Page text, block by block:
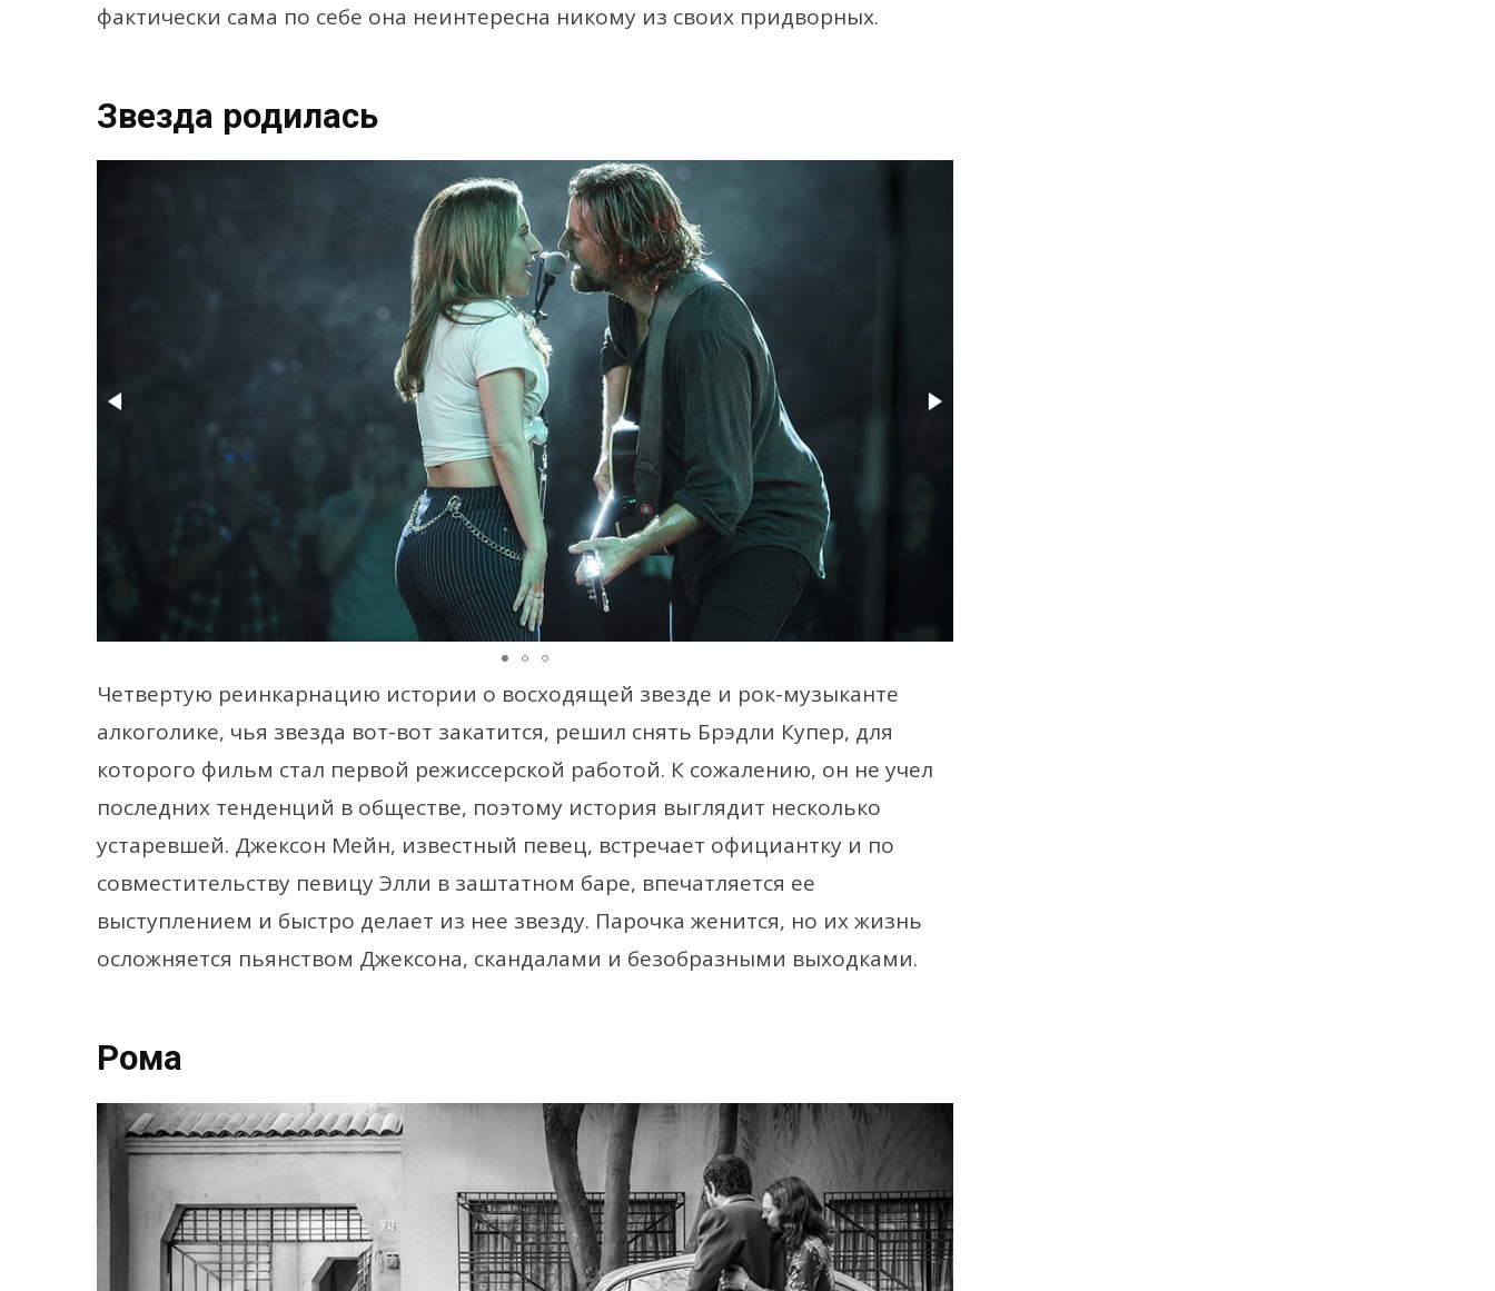
фактически сама по себе она неинтересна никому из своих придворных.
Звезда родилась
Четвертую реинкарнацию истории о восходящей звезде и рок-музыканте
алкоголике, чья звезда вот-вот закатится, решил снять Брэдли Купер, для
которого фильм стал первой режиссерской работой. К сожалению, он не учел
последних тенденций в обществе, поэтому история выглядит несколько
устаревшей. Джексон Мейн, известный певец, встречает официантку и по
совместительству певицу Элли в заштатном баре, впечатляется ее
выступлением и быстро делает из нее звезду. Парочка женится, но их жизнь
осложняется пьянством Джексона, скандалами и безобразными выходками.
Рома